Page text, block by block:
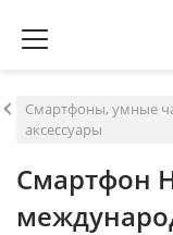
Смартфоны, умные
аксессуары
Смартфон